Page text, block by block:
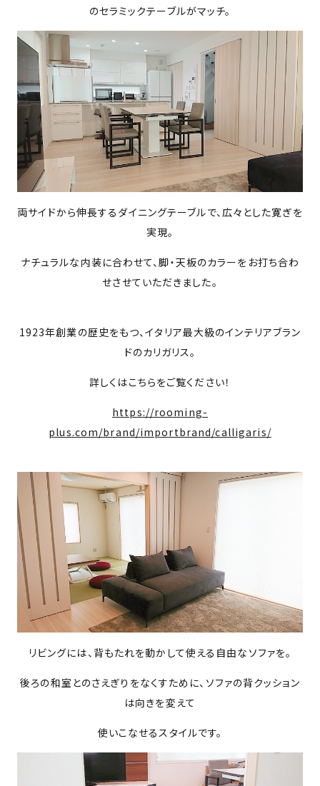
のセラミックテーブルがマッチ。
両サイドから伸長するダイニングテーブルで、広々とした寛ぎを
実現。
ナチュラルな内装に合わせて、脚・天板のカラーをお打ち合わ
せさせていただきました。
1923年創業の歴史をもつ、イタリア最大級のインテリアブラン
ドのカリガリス。
詳しくはこちらをご覧ください！
https://rooming-
plus.com/brand/importbrand/calligaris/
リビングには、背もたれを動かして使える自由なソファを。
後ろの和室とのさえぎりをなくすために、ソファの背クッション
は向きを変えて
使いこなせるスタイルです。